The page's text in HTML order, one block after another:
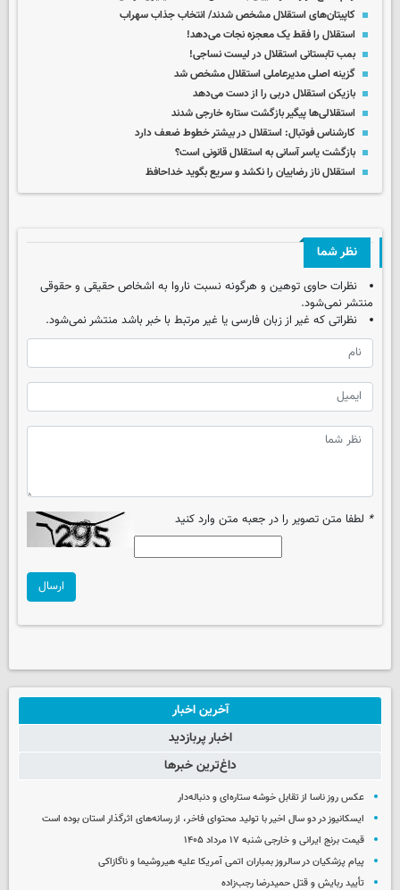
کاپیتان‌های استقلال مشخص شدند/ انتخاب جذاب سهراب
استقلال را فقط یک معجزه نجات می‌دهد!
بمب تابستانی استقلال در لیست نساجی!
گزینه اصلی مدیرعاملی استقلال مشخص شد
بازیکن استقلال دربی را از دست می‌دهد
استقلالی‌ها پیگیر بازگشت ستاره خارجی شدند
کارشناس فوتبال: استقلال در بیشتر خطوط ضعف دارد
بازگشت یاسر آسانی به استقلال قانونی است؟
استقلال ناز رضاییان را نکشد و سریع بگوید خداحافظ
نظر شما
نظرات حاوی توهین و هرگونه نسبت ناروا به اشخاص حقیقی و حقوقی
منتشر نمی‌شود.
نظراتی که غیر از زبان فارسی یا غیر مرتبط با خبر باشد منتشر نمی‌شود.
* لطفا متن تصویر را در جعبه متن وارد کنید
ارسال
آخرین اخبار
اخبار پربازدید
داغ‌ترین خبرها
عکس روز ناسا از تقابل خوشه ستاره‌ای و دنباله‌دار
ایسکانیوز در دو سال اخیر با تولید محتوای فاخر، از رسانه‌های اثرگذار استان بوده است
قیمت برنج ایرانی و خارجی شنبه ۱۷ مرداد ۱۴۰۵
پیام پزشکیان در سالروز بمباران اتمی آمریکا علیه هیروشیما و ناگازاکی
تأیید ربایش و قتل حمیدرضا رجب‌زاده